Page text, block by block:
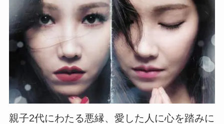
親子2代にわたる悪縁、愛した人に心を踏みに